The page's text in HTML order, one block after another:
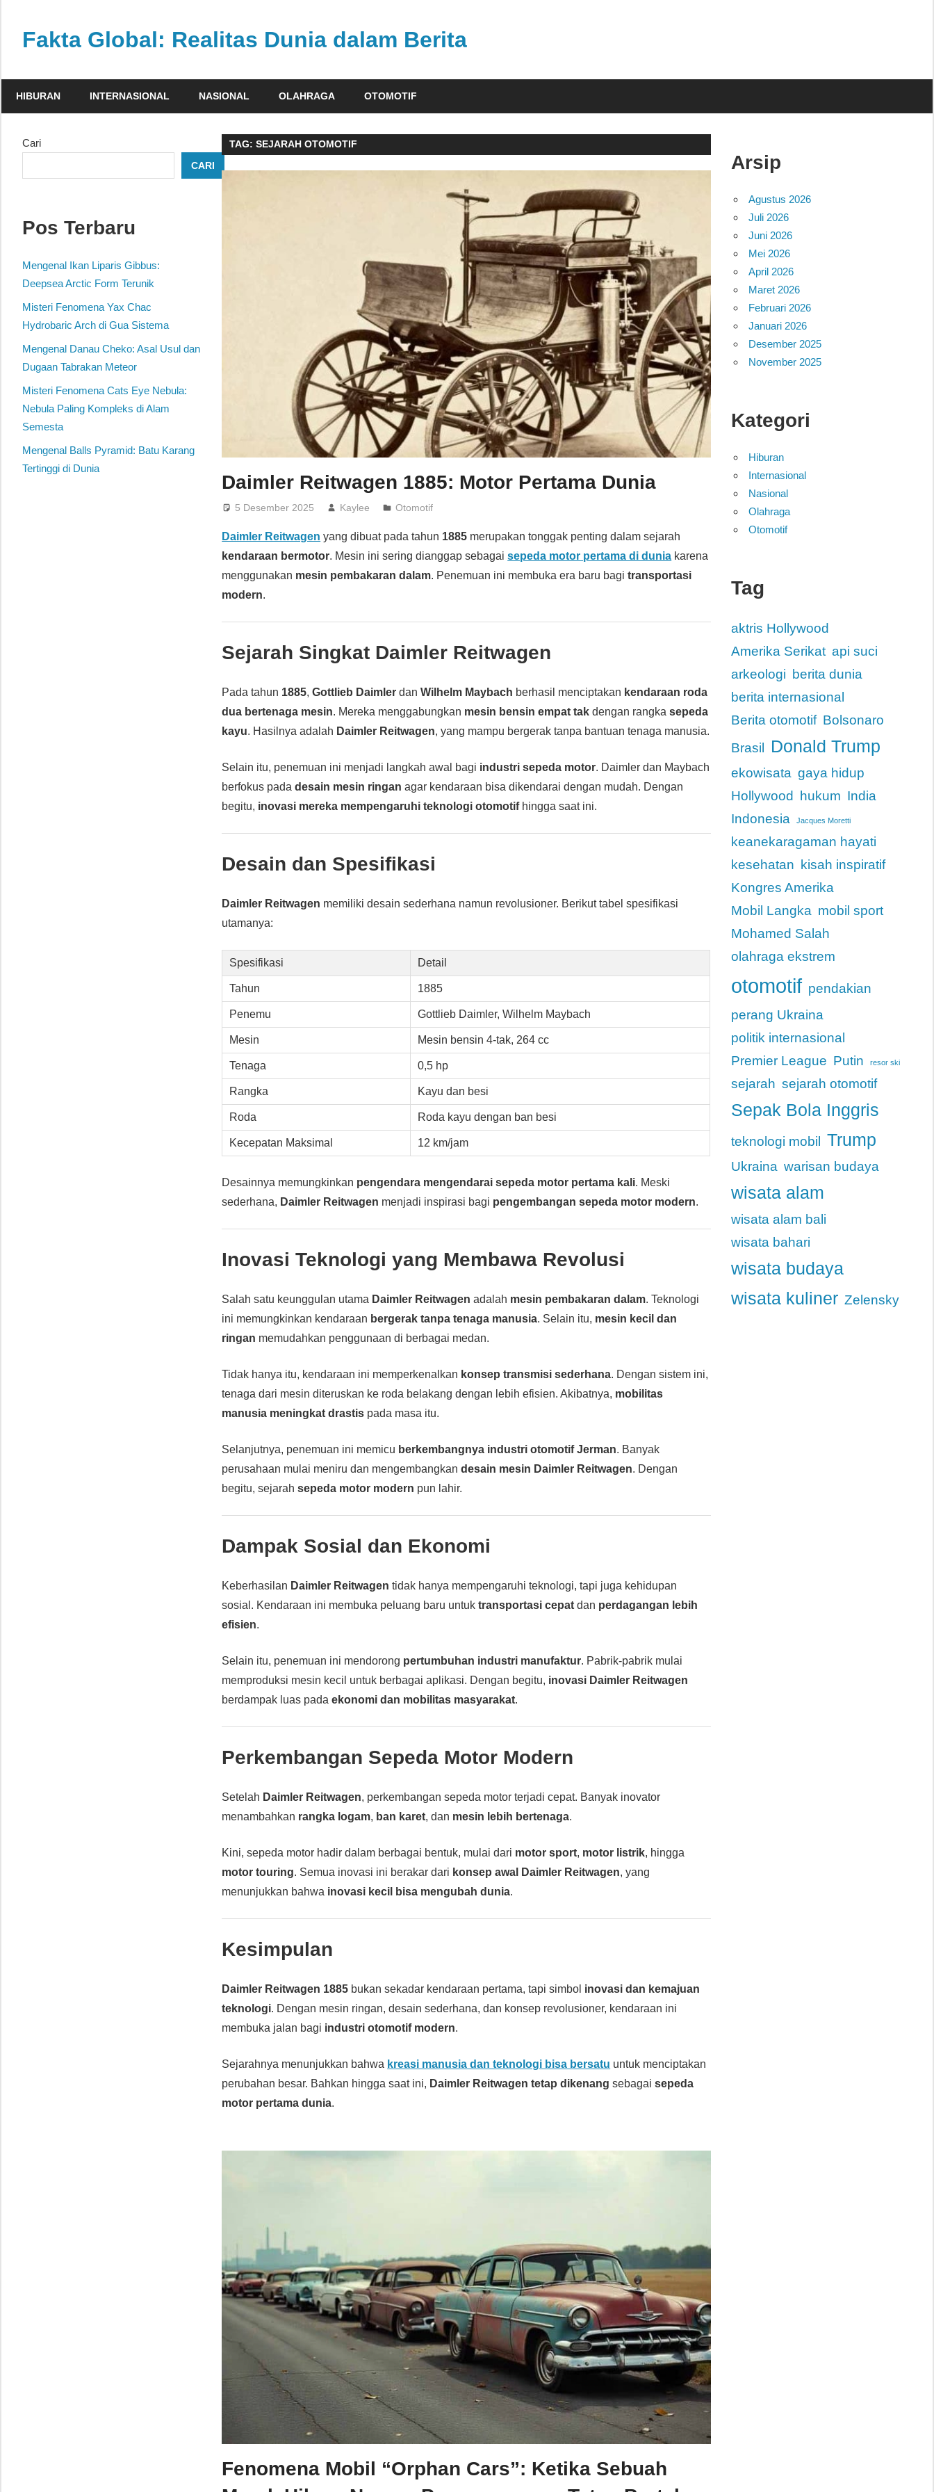
contentFakta Global: Realitas Dunia dalam Berita
faktual
berbagai
pandang
HIBURAN INTERNASIONAL NASIONAL OLAHRAGA OTOMOTIF
TAG:SEJARAH OTOMOTIF
Daimler Reitwagen 1885: Motor Pertama Dunia
5 Desember 2025 Kaylee Otomotif
Daimler Reitwagen yang dibuat pada tahun 1885 merupakan tonggak penting dalam sejarah
kendaraan bermotor. Mesin ini sering dianggap sebagaisepeda motor pertama di dunia karena
menggunakan mesin pembakaran dalam. Penemuan ini membuka era baru bagitransportasi
modern.
Sejarah Singkat Daimler Reitwagen
Pada tahun 1885,Gottlieb Daimler danWilhelm Maybach berhasil menciptakan kendaraan roda
dua bertenaga mesin. Mereka menggabungkan mesin bensin empat tak dengan rangkasepeda
kayu. Hasilnya adalah Daimler Reitwagen, yang mampu bergerak tanpa bantuan tenaga manusia.
Selain itu, penemuan ini menjadi langkah awal bagi industri sepeda motor. Daimler dan Maybach
berfokus padadesain mesin ringan agar kendaraan bisa dikendarai dengan mudah. Dengan
begitu, inovasi mereka mempengaruhi teknologi otomotifhingga saat ini.
Desain dan Spesifikasi
Daimler Reitwagen memiliki desain sederhana namun revolusioner. Berikut tabel spesifikasi
utamanya:
Spesifikasi Detail
Tahun 1885
Penemu Gottlieb Daimler, Wilhelm Maybach
Mesin Mesin bensin 4-tak, 264 cc
Tenaga 0,5 hp
Rangka Kayu dan besi
Roda Roda kayu dengan ban besi
Kecepatan Maksimal 12 km/jam
Desainnya memungkinkan pengendara mengendarai sepeda motor pertama kali. Meski
sederhana, Daimler Reitwagen menjadi inspirasi bagi pengembangan sepeda motor modern.
Inovasi Teknologi yang Membawa Revolusi
Salah satu keunggulan utama Daimler Reitwagen adalah mesin pembakaran dalam. Teknologi
ini memungkinkan kendaraan bergerak tanpa tenaga manusia. Selain itu, mesin kecil dan
ringan memudahkan penggunaan di berbagai medan.
Tidak hanya itu, kendaraan ini memperkenalkan konsep transmisi sederhana. Dengan sistem ini,
tenaga dari mesin diteruskan ke roda belakang dengan lebih efisien. Akibatnya, mobilitas
manusia meningkat drastis pada masa itu.
Selanjutnya, penemuan ini memicu berkembangnya industri otomotif Jerman. Banyak
perusahaan mulai meniru dan mengembangkandesain mesin Daimler Reitwagen. Dengan
begitu, sejarahsepeda motor modern pun lahir.
Dampak Sosial dan Ekonomi
Keberhasilan Daimler Reitwagen tidak hanya mempengaruhi teknologi, tapi juga kehidupan
sosial. Kendaraan ini membuka peluang baru untuktransportasi cepat dan perdagangan lebih
efisien.
Selain itu, penemuan ini mendorong pertumbuhan industri manufaktur. Pabrik-pabrik mulai
memproduksi mesin kecil untuk berbagai aplikasi. Dengan begitu, inovasi Daimler Reitwagen
berdampak luas padaekonomi dan mobilitas masyarakat.
Perkembangan Sepeda Motor Modern
Setelah Daimler Reitwagen, perkembangan sepeda motor terjadi cepat. Banyak inovator
menambahkan rangka logam, ban karet, dan mesin lebih bertenaga.
Kini, sepeda motor hadir dalam berbagai bentuk, mulai dari motor sport, motor listrik, hingga
motor touring. Semua inovasi ini berakar dari konsep awal Daimler Reitwagen, yang
menunjukkan bahwa inovasi kecil bisa mengubah dunia.
Kesimpulan
Daimler Reitwagen 1885 bukan sekadar kendaraan pertama, tapi simbol inovasi dan kemajuan
teknologi. Dengan mesin ringan, desain sederhana, dan konsep revolusioner, kendaraan ini
membuka jalan bagi industri otomotif modern.
Sejarahnya menunjukkan bahwa kreasi manusia dan teknologi bisa bersatu untuk menciptakan
perubahan besar. Bahkan hingga saat ini, Daimler Reitwagen tetap dikenang sebagaisepeda
motor pertama dunia.
Fenomena Mobil “Orphan Cars”: Ketika Sebuah
Cari
CARI
Pos Terbaru
Mengenal Ikan Liparis Gibbus:
Deepsea Arctic Form Terunik
Misteri Fenomena Yax Chac
Hydrobaric Arch di Gua Sistema
Mengenal Danau Cheko: Asal Usul dan
Dugaan Tabrakan Meteor
Misteri Fenomena Cats Eye Nebula:
Nebula Paling Kompleks di Alam
Semesta
Mengenal Balls Pyramid: Batu Karang
Tertinggi di Dunia
Arsip
Agustus 2026
Juli 2026
Juni 2026
Mei 2026
April 2026
Maret 2026
Februari 2026
Januari 2026
Desember 2025
November 2025
Kategori
Hiburan
Internasional
Nasional
Olahraga
Otomotif
Tag
aktris Hollywood
Amerika Serikat api suci
arkeologi berita dunia
berita internasional
Berita otomotif Bolsonaro
Brasil
Donald Trump
ekowisata gaya hidup
Hollywood
hukum India
Indonesia
Jacques Moretti
keanekaragaman hayati
kesehatan
kisah inspiratif
Kongres Amerika
Mobil Langka mobil sport
Mohamed Salah
olahraga ekstrem
otomotif pendakian
perang Ukraina
politik internasional
Premier League Putin resor ski
sejarah sejarah otomotif
Sepak Bola Inggris
teknologi mobil Trump
Ukraina warisan budaya
wisata alam
wisata alam bali
wisata bahari
wisata budaya
wisata kuliner Zelensky